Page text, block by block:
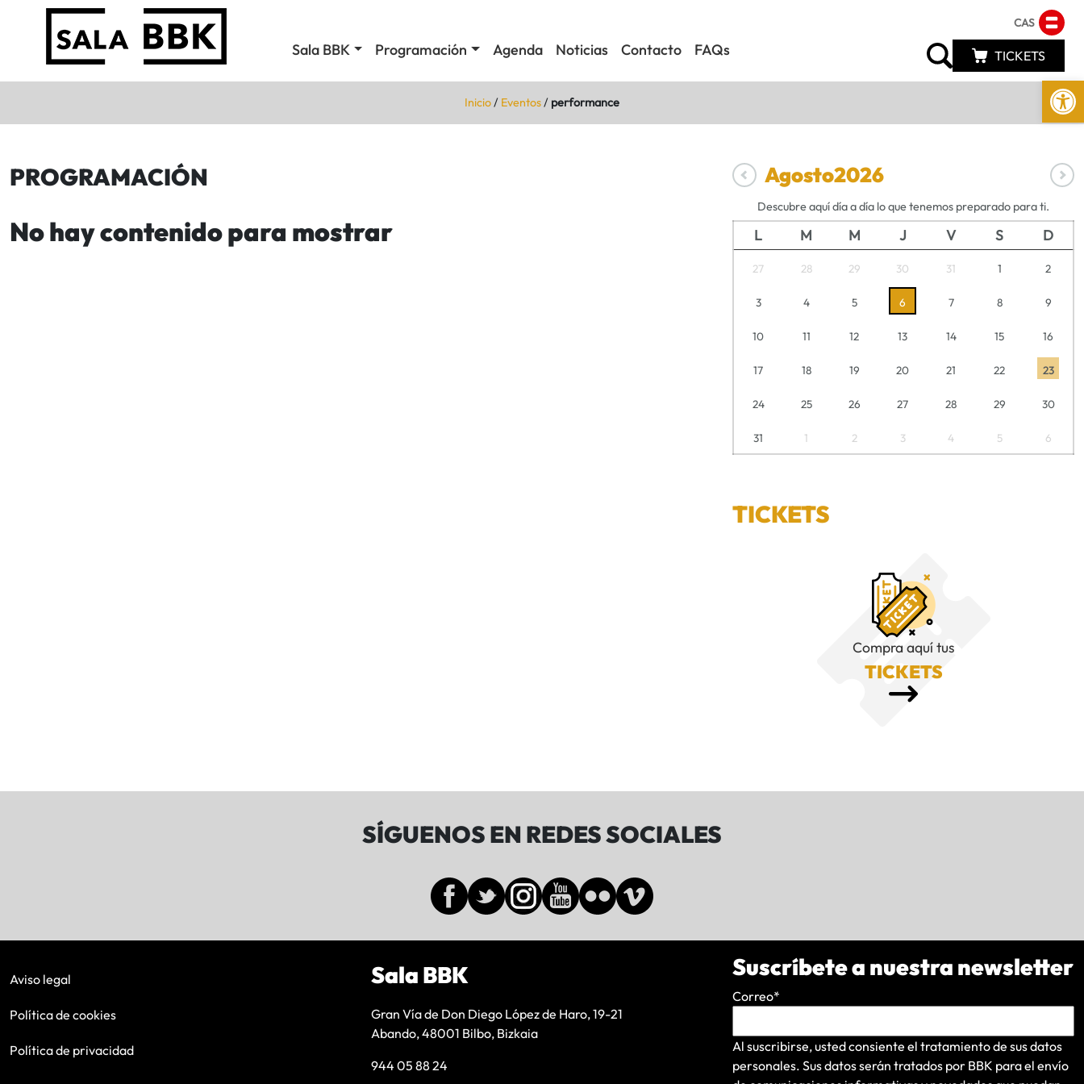
Abrir
Sala BBK Programación Agenda Noticias Contacto FAQs
CAS
TICKETS
Inicio/ Eventos/ performance
PROGRAMACIÓN
No hay contenido para mostrar
Agosto2026
Descubre aquí día a día lo que tenemos preparado para ti.
L M M J V S D
27 28 29 30 31 1 2
3 4 5 6 7 8 9
10 11 12 13 14 15 16
17 18 19 20 21 22 23
24 25 26 27 28 29 30
31 1 2 3 4 5 6
TICKETS
Compra aquí tus
TICKETS
SÍGUENOS EN REDES SOCIALES
Aviso legal
Política de cookies
Política de privacidad
Sala BBK
Gran Vía de Don Diego López de Haro, 19-21
Abando, 48001 Bilbo, Bizkaia
944 05 88 24
Suscríbete a nuestra newsletter
Correo*
Al suscribirse, usted consiente el tratamiento de sus datos
personales. Sus datos serán tratados por BBK para el envío